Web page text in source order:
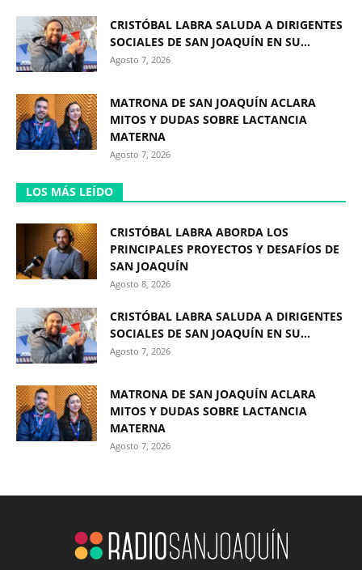
CRISTÓBAL LABRA SALUDA A DIRIGENTES
SOCIALES DE SAN JOAQUÍN EN SU...
Agosto 7, 2026
MATRONA DE SAN JOAQUÍN ACLARA
MITOS Y DUDAS SOBRE LACTANCIA
MATERNA
Agosto 7, 2026
LOS MÁS LEÍDO
CRISTÓBAL LABRA ABORDA LOS
PRINCIPALES PROYECTOS Y DESAFÍOS DE
SAN JOAQUÍN
Agosto 8, 2026
CRISTÓBAL LABRA SALUDA A DIRIGENTES
SOCIALES DE SAN JOAQUÍN EN SU...
Agosto 7, 2026
MATRONA DE SAN JOAQUÍN ACLARA
MITOS Y DUDAS SOBRE LACTANCIA
MATERNA
Agosto 7, 2026